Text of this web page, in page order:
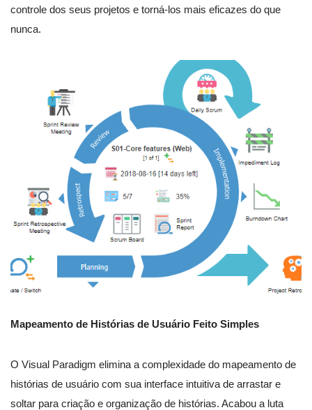
controle dos seus projetos e torná-los mais eficazes do que
nunca.
Mapeamento de Histórias de Usuário Feito Simples
O Visual Paradigm elimina a complexidade do mapeamento de
histórias de usuário com sua interface intuitiva de arrastar e
soltar para criação e organização de histórias. Acabou a luta